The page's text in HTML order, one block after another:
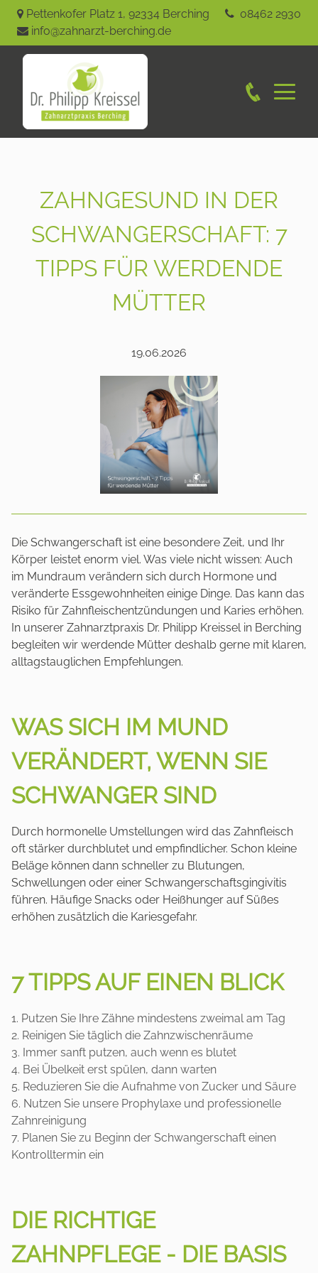
Pettenkofer Platz 1, 92334 Berching
08462 2930
info@zahnarzt-berching.de
ZAHNGESUND IN DER
SCHWANGERSCHAFT: 7
TIPPS FÜR WERDENDE
MÜTTER
19.06.2026
Die Schwangerschaft ist eine besondere Zeit, und Ihr
Körper leistet enorm viel. Was viele nicht wissen: Auch
im Mundraum verändern sich durch Hormone und
veränderte Essgewohnheiten einige Dinge. Das kann das
Risiko für Zahnfleischentzündungen und Karies erhöhen.
In unserer Zahnarztpraxis Dr. Philipp Kreissel in Berching
begleiten wir werdende Mütter deshalb gerne mit klaren,
alltagstauglichen Empfehlungen.
WAS SICH IM MUND
VERÄNDERT, WENN SIE
SCHWANGER SIND
Durch hormonelle Umstellungen wird das Zahnfleisch
oft stärker durchblutet und empfindlicher. Schon kleine
Beläge können dann schneller zu Blutungen,
Schwellungen oder einer Schwangerschaftsgingivitis
führen. Häufige Snacks oder Heißhunger auf Süßes
erhöhen zusätzlich die Kariesgefahr.
7 TIPPS AUF EINEN BLICK
Putzen Sie Ihre Zähne mindestens zweimal am Tag
Reinigen Sie täglich die Zahnzwischenräume
Immer sanft putzen, auch wenn es blutet
Bei Übelkeit erst spülen, dann warten
Reduzieren Sie die Aufnahme von Zucker und Säure
Nutzen Sie unsere Prophylaxe und professionelle
Zahnreinigung
Planen Sie zu Beginn der Schwangerschaft einen
Kontrolltermin ein
DIE RICHTIGE
ZAHNPFLEGE - DIE BASIS